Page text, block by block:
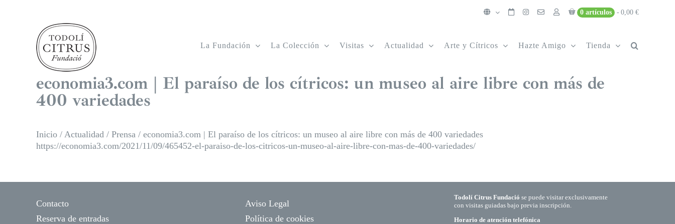
0 artículos 0,00 €
La Fundación La Colección Visitas Actualidad Arte y Cítricos Hazte Amigo Tienda
economia3.com | El paraíso de los cítricos: un museo al aire libre con más de
400 variedades
Inicio / Actualidad / Prensa / economia3.com | El paraíso de los cítricos: un museo al aire libre con más de 400 variedades
https://economia3.com/2021/11/09/465452-el-paraiso-de-los-citricos-un-museo-al-aire-libre-con-mas-de-400-variedades/
Contacto
Reserva de entradas
Aviso Legal
Política de cookies
Todolí Citrus Fundació se puede visitar exclusivamente
con visitas guiadas bajo previa inscripción.
Horario de atención telefónica